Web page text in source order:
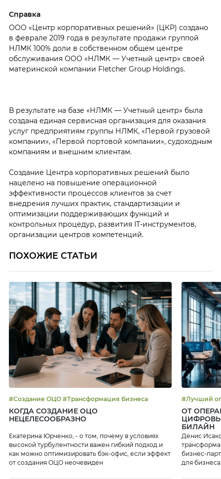
Справка
ООО «Центр корпоративных решений» (ЦКР) создано
в феврале 2019 года в результате продажи группой
НЛМК 100% доли в собственном общем центре
обслуживания ООО «НЛМК — Учетный центр» своей
материнской компании Fletcher Group Holdings.
В результате на базе «НЛМК — Учетный центр» была
создана единая сервисная организация для оказания
услуг предприятиям группы НЛМК, «Первой грузовой
компании», «Первой портовой компании», судоходным
компаниям и внешним клиентам.
Создание Центра корпоративных решений было
нацелено на повышение операционной
эффективности процессов клиентов за счет
внедрения лучших практик, стандартизации и
оптимизации поддерживающих функций и
контрольных процедур, развития IТ-инструментов,
организации центров компетенций.
ПОХОЖИЕ СТАТЬИ
#Создание ОЦО #Трансформация бизнеса
КОГДА СОЗДАНИЕ ОЦО
НЕЦЕЛЕСООБРАЗНО
Екатерина Юрченко, - о том, почему в условиях
высокой турбулентности важен гибкий подход и
как можно оптимизировать бэк-офис, если эффект
от создания ОЦО неочевиден
ОТ
БИЛАЙН
Денис
бизнес-
для